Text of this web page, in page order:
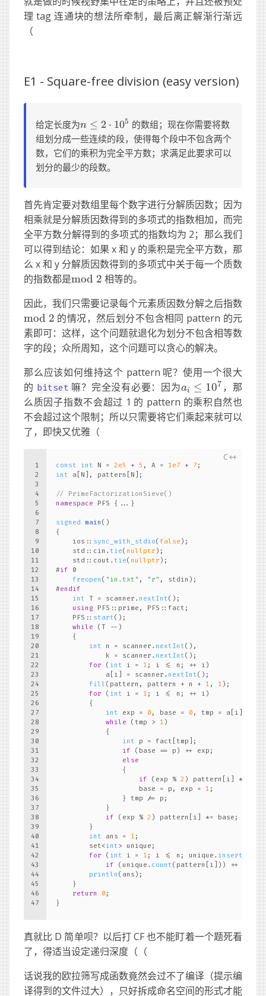
理 tag 连通块的想法所牵制，最后离正解渐行渐远
（
E1 - Square-free division (easy version)
给定长度为n
\leq
2
\cdot
10^5
n ≤ 2 ⋅ 105 的数组；现在你需要将数
组划分成一些连续的段，使得每个段中不包含两个
数，它们的乘积为完全平方数；求满足此要求可以
划分的最少的段数。
首先肯定要对数组里每个数字进行分解质因数；因为
相乘就是分解质因数得到的多项式的指数相加，而完
全平方数分解得到的多项式的指数均为 2；那么我们
可以得到结论：如果 x 和 y 的乘积是完全平方数，那
么 x 和 y 分解质因数得到的多项式中关于每一个质数
的指数都是\mathrm{mod}
mod 2 相等的。
因此，我们只需要记录每个元素质因数分解之后指数
mod 2 的情况，然后划分不包含相同 pattern 的元
素即可：这样，这个问题就退化为划分不包含相等数
字的段；众所周知，这个问题可以贪心的解决。
那么应该如何维持这个 pattern 呢？使用一个很大
的 bitset 嘛？完全没有必要：因为a_i
\leq
10^7
ai ≤ 107 ，那
么质因子指数不会超过 1 的 pattern 的乘积自然也
不会超过这个限制；所以只需要将它们乘起来就可以
了，即快又优雅（
1
2
3
4
5
6
7
8
9
10
11
12
13
14
15
16
17
18
19
20
21
22
23
24
25
26
27
28
29
30
31
32
33
34
35
36
37
38
39
40
41
42
43
44
45
46
47
const int N = 2e5 + 5 , A = 1e7 + 7 ;
int a[N], pattern[N];
// PrimeFactorizationSieve()
namespace PFS {...}
signed main ()
{
    ios::
sync_with_stdio( false );
    std::cin.
tie( nullptr );
    std::cout.
tie( nullptr );
#if 0
freopen ( "in.txt" , "r" , stdin);
#endif
int T = scanner. nextInt();
using PFS::prime, PFS::fact;
    PFS::
start();
while (T --)
    {
int n = scanner. nextInt(),
            k = scanner.
nextInt();
for ( int i = 1 ; i <= n; ++ i)
            a[i] = scanner.
nextInt();
fill (pattern, pattern + n + 1 , 1 );
for ( int i = 1 ; i <= n; ++ i)
        {
int exp = 0 , base = 0 , tmp = a[i];
while (tmp > 1 )
            {
int p = fact[tmp];
if (base == p) ++ exp;
else
                {
if (exp % 2 ) pattern[i] *=
                    base = p, exp =
1 ;
                } tmp /= p;
            }
if (exp % 2 ) pattern[i] *= base;
        }
int ans = 1 ;
        set<
int> unique;
for ( int i = 1 ; i <= n; unique. insert
if (unique. count(pattern[i])) ++ ans,
println (ans);
    }
return
0 ;
}
真就比 D 简单呗？以后打 CF 也不能盯着一个题死看
了，得适当设定递归深度（（
话说我的欧拉筛写成函数竟然会过不了编译（提示编
译得到的文件过大），只好拆成命名空间的形式才能